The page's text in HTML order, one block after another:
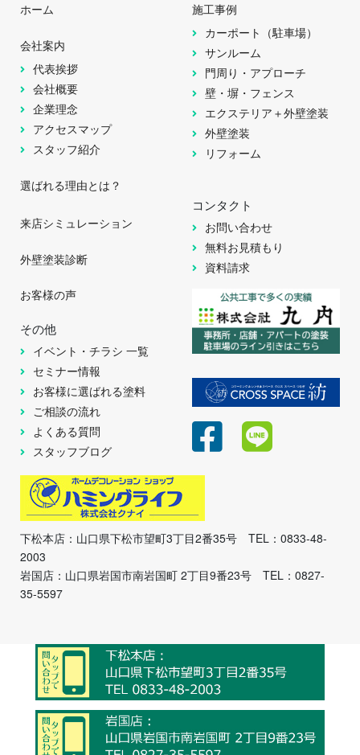
ホーム
会社案内
代表挨拶
会社概要
企業理念
アクセスマップ
スタッフ紹介
選ばれる理由とは？
施工事例
カーポート（駐車場）
サンルーム
門周り・アプローチ
壁・塀・フェンス
エクステリア＋外壁塗装
外壁塗装
リフォーム
来店シミュレーション
外壁塗装診断
お客様の声
その他
イベント・チラシ 一覧
セミナー情報
お客様に選ばれる塗料
ご相談の流れ
よくある質問
スタッフブログ
コンタクト
お問い合わせ
無料お見積もり
資料請求
下松本店：山口県下松市望町3丁目2番35号 TEL：0833-48-
2003
岩国店：山口県岩国市南岩国町 2丁目9番23号 TEL：0827-
35-5597